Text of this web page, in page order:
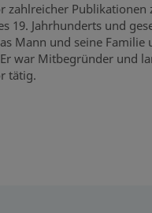
19. Jahrhunderts und
Mann und seine
war Mitbegründer und
tätig.